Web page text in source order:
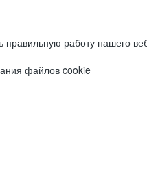
работу нашего
файлов cookie